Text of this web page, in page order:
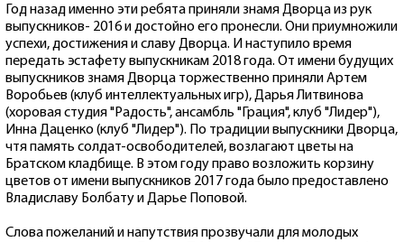
Год назад именно эти ребята приняли знамя Дворца из рук
выпускников- 2016 и достойно его пронесли. Они приумножили
успехи, достижения и славу Дворца. И наступило время
передать эстафету выпускникам 2018 года. От имени будущих
выпускников знамя Дворца торжественно приняли Артем
Воробьев (клуб интеллектуальных игр), Дарья Литвинова
(хоровая студия "Радость", ансамбль "Грация", клуб "Лидер"),
Инна Даценко (клуб "Лидер"). По традиции выпускники Дворца,
чтя память солдат-освободителей, возлагают цветы на
Братском кладбище. В этом году право возложить корзину
цветов от имени выпускников 2017 года было предоставлено
Владиславу Болбату и Дарье Поповой.
Слова пожеланий и напутствия прозвучали для молодых